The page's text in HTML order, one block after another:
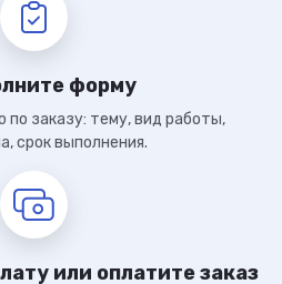
форму
заказу: тему, вид работы,
срок выполнения.
или оплатите заказ